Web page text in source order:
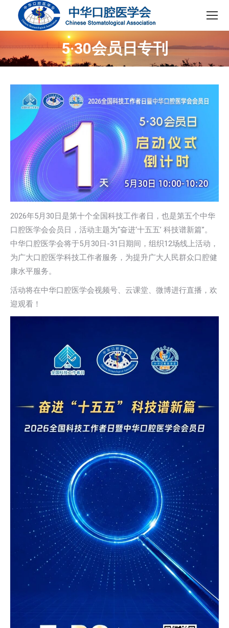
5·30会员日专刊
2026年5月30日是第十个全国科技工作者日，也是第五个中华
口腔医学会会员日，活动主题为“奋进‘十五五’ 科技谱新篇”。
中华口腔医学会将于5月30日-31日期间，组织12场线上活动，
为广大口腔医学科技工作者服务，为提升广大人民群众口腔健
康水平服务。
活动将在中华口腔医学会视频号、云课堂、微博进行直播，欢
迎观看！